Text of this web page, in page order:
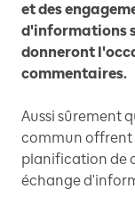
et des
d'informations
donneront
commentaires.
Aussi sûrement
commun offrent
planification de
échange